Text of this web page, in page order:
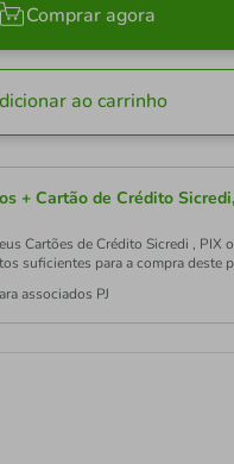
Comprar agora
ao carrinho
+ Cartão de Crédito
Cartões de Crédito Sicredi , PIX
suficientes para a compra deste
associados PJ